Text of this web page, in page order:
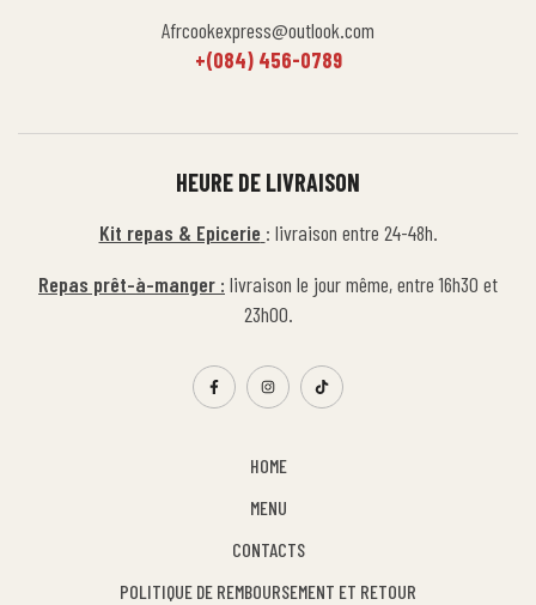
Afrcookexpress@outlook.com
+(084) 456-0789
HOME
MENU
CONTACTS
POLITIQUE DE REMBOURSEMENT ET RETOUR
HEURE DE LIVRAISON
Kit repas & Epicerie : livraison entre 24-48h.
Repas prêt-à-manger : livraison le jour même, entre 16h30 et
23h00.